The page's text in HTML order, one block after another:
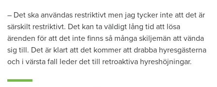
– Det ska användas restriktivt men jag tycker inte att det är
särskilt restriktivt. Det kan ta väldigt lång tid att lösa
ärenden för att det inte finns så många skiljemän att vända
sig till. Det är klart att det kommer att drabba hyresgästerna
och i värsta fall leder det till retroaktiva hyreshöjningar.